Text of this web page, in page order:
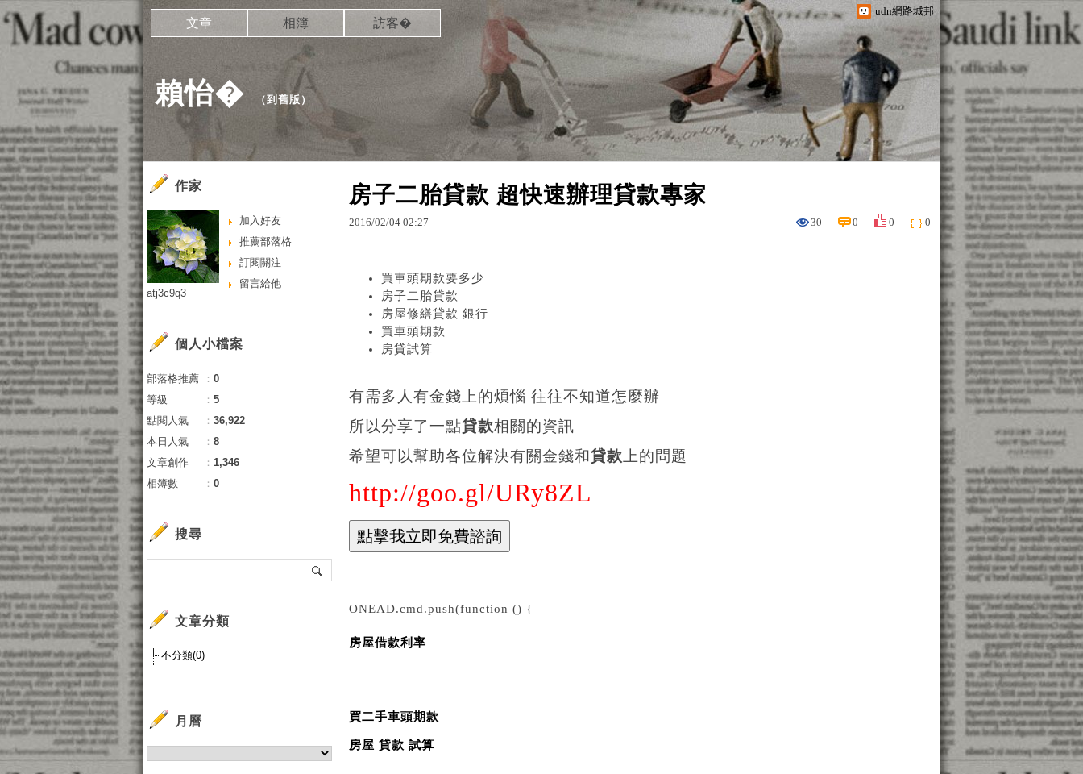
udn網路城邦
賴怡� （到舊版 ）
文章 相簿 訪客�
房子二胎貸款 超快速辦理貸款專家
2016/02/04 02:27 30 0 0 0
買車頭期款要多少
房子二胎貸款
房屋修繕貸款 銀行
買車頭期款
房貸試算
有需多人有金錢上的煩惱 往往不知道怎麼辦
所以分享了一點貸款相關的資訊
希望可以幫助各位解決有關金錢和貸款 上的問題
http://goo.gl/URy8ZL
ONEAD.cmd.push(function () {
房屋借款利率
買二手車頭期款
房屋 貸款 試算
作家
加入好友
推薦部落格
訂閱關注
留言給他
atj3c9q3
個人小檔案
部落格推薦 ： 0
等級
： 5
點閱人氣
： 36,922
本日人氣
： 8
文章創作
： 1,346
相簿數
： 0
搜尋
文章分類
不分類(0)
月曆